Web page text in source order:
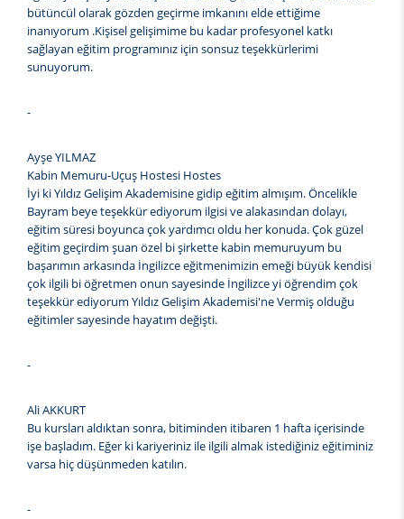
bütüncül olarak gözden geçirme imkanını elde ettiğime
inanıyorum .Kişisel gelişimime bu kadar profesyonel katkı
sağlayan eğitim programınız için sonsuz teşekkürlerimi
sunuyorum.
-
Ayşe YILMAZ
Kabin Memuru-Uçuş Hostesi Hostes
İyi ki Yıldız Gelişim Akademisine gidip eğitim almışım. Öncelikle
Bayram beye teşekkür ediyorum ilgisi ve alakasından dolayı,
eğitim süresi boyunca çok yardımcı oldu her konuda. Çok güzel
eğitim geçirdim şuan özel bi şirkette kabin memuruyum bu
başarımın arkasında İngilizce eğitmenimizin emeği büyük kendisi
çok ilgili bi öğretmen onun sayesinde İngilizce yi öğrendim çok
teşekkür ediyorum Yıldız Gelişim Akademisi'ne Vermiş olduğu
eğitimler sayesinde hayatım değişti.
-
Ali AKKURT
Bu kursları aldıktan sonra, bitiminden itibaren 1 hafta içerisinde
işe başladım. Eğer ki kariyeriniz ile ilgili almak istediğiniz eğitiminiz
varsa hiç düşünmeden katılın.
-